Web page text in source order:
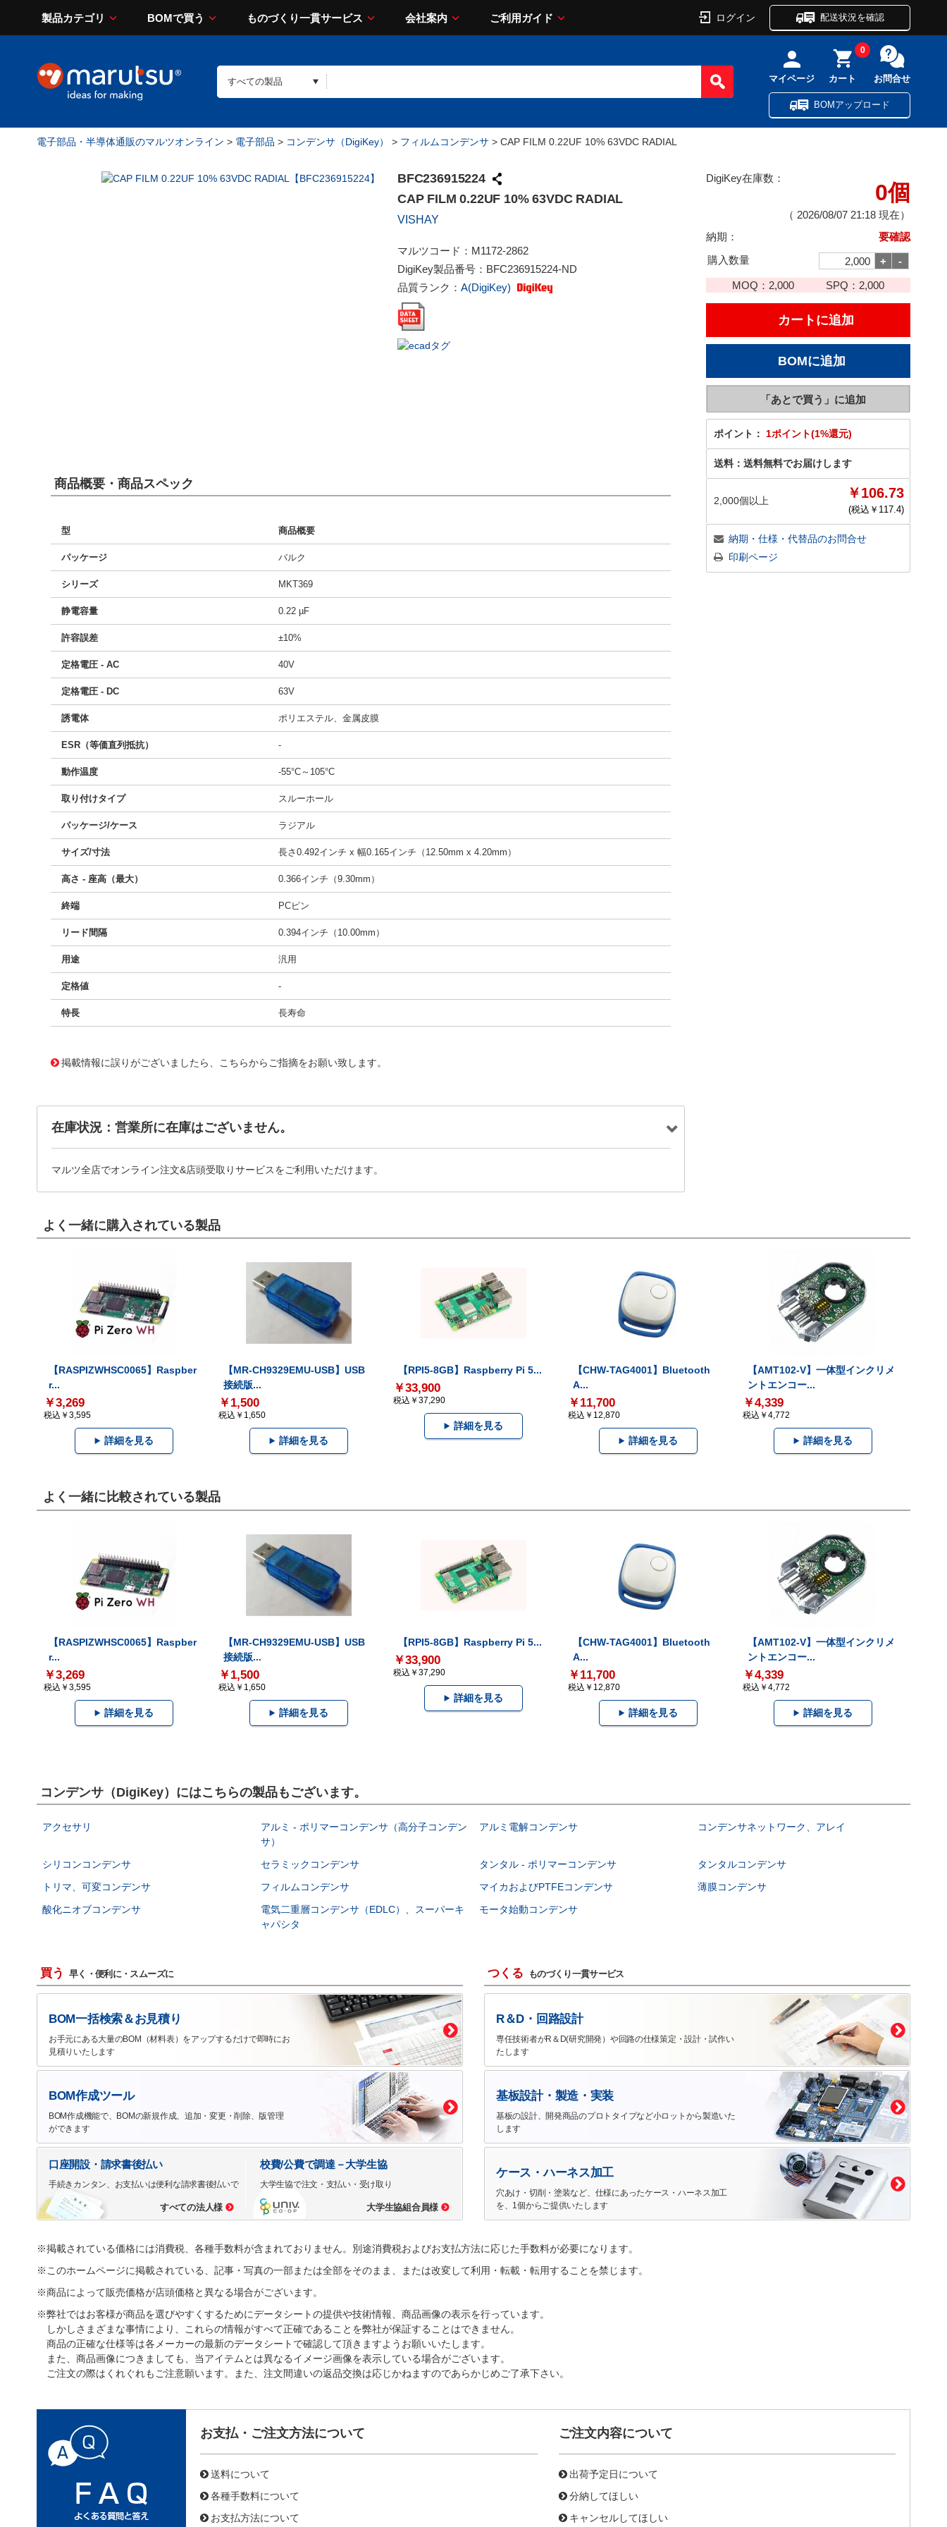
製品カテゴリ BOMで買う ものづくり一貫サービス 会社案内 ご利用ガイド ログイン 配送状況を確認
マイページ カート
0
お問合せ
BOMアップロード
電子部品・半導体通販のマルツオンライン > 電子部品 > コンデンサ（DigiKey） > フィルムコンデンサ > CAP FILM 0.22UF 10% 63VDC RADIAL
BFC236915224
CAP FILM 0.22UF 10% 63VDC RADIAL
VISHAY
マルツコード： M1172-2862
DigiKey製品番号： BFC236915224-ND
品質ランク： A(DigiKey)
DigiKey在庫数：
0個
（ 2026/08/07 21:18 現在）
納期：
要確認
購入数量
MOQ： 2,000 SPQ： 2,000
ポイント： 1ポイント(1%還元)
送料： 送料無料でお届けします
2,000個以上 ￥106.73
(税込￥ 117.4)
納期・仕様・代替品のお問合せ
印刷ページ
商品概要・商品スペック
型 商品概要
パッケージ バルク
シリーズ MKT369
静電容量 0.22 µF
許容誤差 ±10%
定格電圧 - AC 40V
定格電圧 - DC 63V
誘電体 ポリエステル、金属皮膜
ESR（等価直列抵抗） -
動作温度 -55°C～105°C
取り付けタイプ スルーホール
パッケージ/ケース ラジアル
サイズ/寸法 長さ0.492インチ x 幅0.165インチ（12.50mm x 4.20mm）
高さ - 座高（最大） 0.366インチ（9.30mm）
終端 PCピン
リード間隔 0.394インチ（10.00mm）
用途 汎用
定格値 -
特長 長寿命
掲載情報に誤りがございましたら、こちらからご指摘をお願い致します。
在庫状況：営業所に在庫はございません。
マルツ全店でオンライン注文&店頭受取りサービスをご利用いただけます。
よく一緒に購入されている製品
【RASPIZWHSC0065】Raspber
r...
￥3,269
税込￥3,595
詳細を見る
【MR-CH9329EMU-USB】USB
接続版...
￥1,500
税込￥1,650
詳細を見る
【RPI5-8GB】Raspberry Pi 5...
￥33,900
税込￥37,290
詳細を見る
【CHW-TAG4001】Bluetooth
A...
￥11,700
税込￥12,870
詳細を見る
【AMT102-V】一体型インクリメ
ントエンコー...
￥4,339
税込￥4,772
詳細を見る
よく一緒に比較されている製品
【RASPIZWHSC0065】Raspber
r...
￥3,269
税込￥3,595
詳細を見る
【MR-CH9329EMU-USB】USB
接続版...
￥1,500
税込￥1,650
詳細を見る
【RPI5-8GB】Raspberry Pi 5...
￥33,900
税込￥37,290
詳細を見る
【CHW-TAG4001】Bluetooth
A...
￥11,700
税込￥12,870
詳細を見る
【AMT102-V】一体型インクリメ
ントエンコー...
￥4,339
税込￥4,772
詳細を見る
コンデンサ（DigiKey）にはこちらの製品もございます。
アクセサリ
アルミ - ポリマーコンデンサ（高分子コンデン
サ）
アルミ電解コンデンサ コンデンサネットワーク、アレイ
シリコンコンデンサ セラミックコンデンサ タンタル - ポリマーコンデンサ
タンタルコンデンサ
トリマ、可変コンデンサ
フィルムコンデンサ マイカおよびPTFEコンデンサ
薄膜コンデンサ
酸化ニオブコンデンサ
電気二重層コンデンサ（EDLC）、スーパーキ
ャパシタ
モータ始動コンデンサ
買う 早く・便利に・スムーズに
BOM一括検索＆お見積り
お手元にある大量のBOM（材料表）をアップするだけで即時にお
見積りいたします
BOM作成ツール
BOM作成機能で、BOMの新規作成、追加・変更・削除、版管理
ができます
口座開設・請求書後払い
手続きカンタン、お支払いは便利な請求書後払いで
すべての法人様
校費/公費で調達－大学生協
大学生協で注文・支払い・受け取り
大学生協組合員様
つくる ものづくり一貫サービス
R＆D・回路設計
専任技術者がR＆D(研究開発）や回路の仕様策定・設計・試作い
たします
基板設計・製造・実装
基板の設計、開発商品のプロトタイプなど小ロットから製造いた
します
ケース・ハーネス加工
穴あけ・切削・塗装など、仕様にあったケース・ハーネス加工
を、1個からご提供いたします
※掲載されている価格には消費税、各種手数料が含まれておりません。別途消費税およびお支払方法に応じた手数料が必要になります。
※このホームページに掲載されている、記事・写真の一部または全部をそのまま、または改変して利用・転載・転用することを禁じます。
※商品によって販売価格が店頭価格と異なる場合がございます。
※弊社ではお客様が商品を選びやすくするためにデータシートの提供や技術情報、商品画像の表示を行っています。
しかしさまざまな事情により、これらの情報がすべて正確であることを弊社が保証することはできません。
商品の正確な仕様等は各メーカーの最新のデータシートで確認して頂きますようお願いいたします。
また、商品画像につきましても、当アイテムとは異なるイメージ画像を表示している場合がございます。
ご注文の際はくれぐれもご注意願います。また、注文間違いの返品交換は応じかねますのであらかじめご了承下さい。
お支払・ご注文方法について
送料について
各種手数料について
お支払方法について
ご注文内容について
出荷予定日について
分納してほしい
キャンセルしてほしい